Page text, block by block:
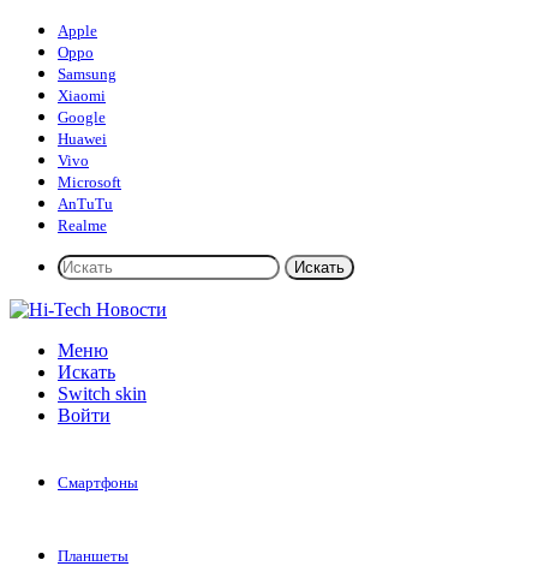
Apple
Oppo
Samsung
Xiaomi
Google
Huawei
Vivo
Microsoft
AnTuTu
Realme
Искать
Меню
Искать
Switch skin
Войти
Смартфоны
Планшеты